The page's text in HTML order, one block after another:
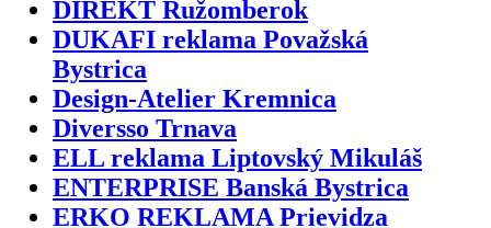
DIREKT Ružomberok
DUKAFI reklama Považská
Bystrica
Design-Atelier Kremnica
Diversso Trnava
ELL reklama Liptovský Mikuláš
ENTERPRISE Banská Bystrica
ERKO REKLAMA Prievidza